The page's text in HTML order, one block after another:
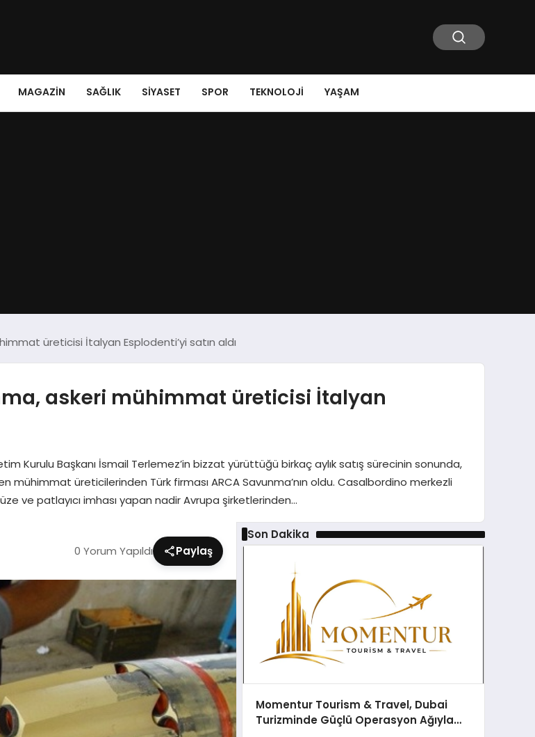
MAGAZIN SAĞLIK SIYASET SPOR TEKNOLOJI YAŞAM
üreticisi İtalyan Esplodenti’yi satın aldı
askeri mühimmat üreticisi İtalyan
Kurulu Başkanı İsmail Terlemez’in bizzat yürüttüğü birkaç aylık satış sürecinin sonunda,
üreticilerinden Türk firması ARCA Savunma’nın oldu. Casalbordino merkezli
ve patlayıcı imhası yapan nadir Avrupa şirketlerinden…
0 Yorum Yapıldı Paylaş
Son Dakika
Momentur Tourism & Travel, Dubai
Turizminde Güçlü Operasyon Ağıyla